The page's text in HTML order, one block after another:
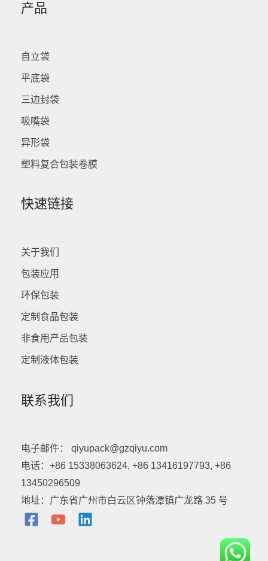
产品
自立袋
平底袋
三边封袋
吸嘴袋
异形袋
塑料复合包装卷膜
快速链接
关于我们
包装应用
环保包装
定制食品包装
非食用产品包装
定制液体包装
联系我们
电子邮件： qiyupack@gzqiyu.com
电话：+86 15338063624, +86 13416197793, +86
13450296509
地址：广东省广州市白云区钟落潭镇广龙路 35 号